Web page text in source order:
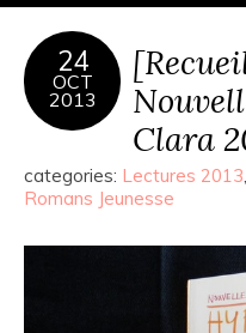
24
OCT
2013
Clara
categories: Lectures 2013,
Romans Jeunesse